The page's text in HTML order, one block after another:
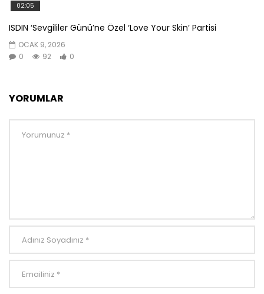
02:05
ISDIN ‘Sevgililer Günü’ne Özel ‘Love Your Skin’ Partisi
OCAK 9, 2026
0
92 0
YORUMLAR